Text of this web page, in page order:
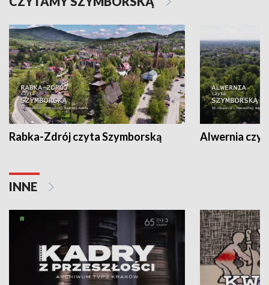
Rabka-Zdrój czyta Szymborską Alwernia
INNE